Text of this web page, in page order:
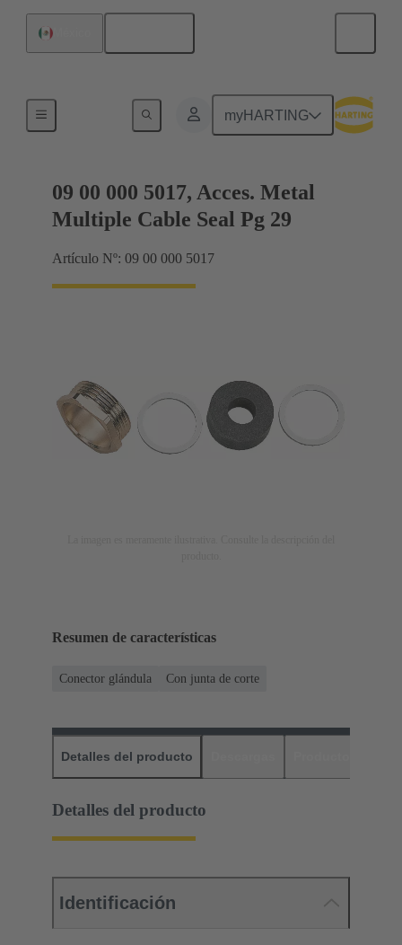
myHARTING
Conectores glándula
09 00 000 5017, Acces. Metal
Multiple Cable Seal Pg 29
Artículo Nº: 09 00 000 5017
Resumen de características
Conector glándula Con junta de corte
Detalles del producto
Detalles del producto
Identificación